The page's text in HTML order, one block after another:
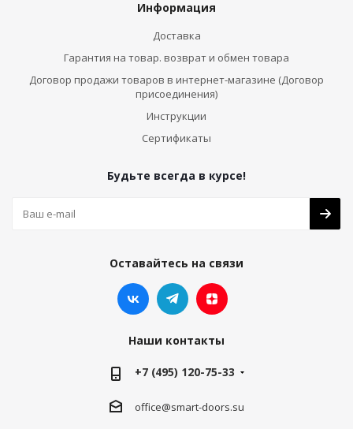
Информация
Доставка
Гарантия на товар. возврат и обмен товара
Договор продажи товаров в интернет-магазине (Договор
присоединения)
Инструкции
Сертификаты
Будьте всегда в курсе!
Оставайтесь на связи
Наши контакты
+7 (495) 120-75-33
office@smart-doors.su